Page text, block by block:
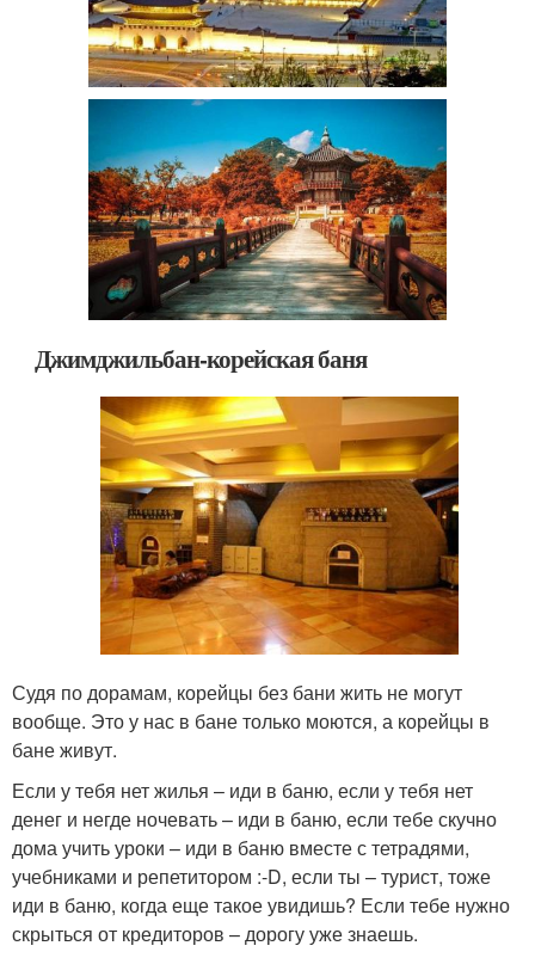
Джимджильбан-корейская баня
Судя по дорамам, корейцы без бани жить не могут
вообще. Это у нас в бане только моются, а корейцы в
бане живут.
Если у тебя нет жилья – иди в баню, если у тебя нет
денег и негде ночевать – иди в баню, если тебе скучно
дома учить уроки – иди в баню вместе с тетрадями,
учебниками и репетитором :-D, если ты – турист, тоже
иди в баню, когда еще такое увидишь? Если тебе нужно
скрыться от кредиторов – дорогу уже знаешь.